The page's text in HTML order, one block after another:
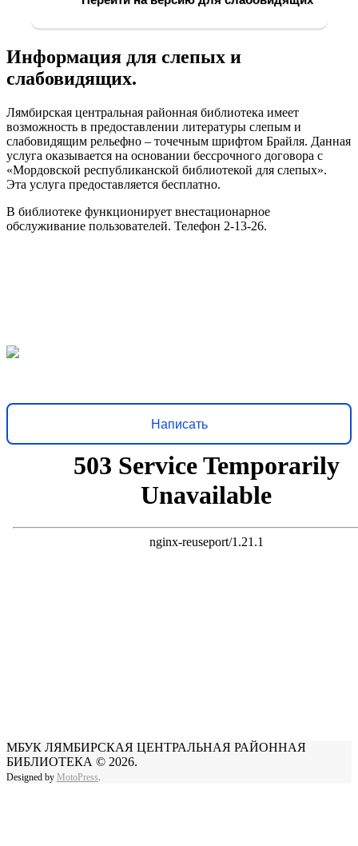
Информация для слепых и
слабовидящих.
Лямбирская центральная районная библиотека имеет
возможность в предоставлении литературы слепым и
слабовидящим рельефно – точечным шрифтом Брайля. Данная
услуга оказывается на основании бессрочного договора с
«Мордовской республиканской библиотекой для слепых».
Эта услуга предоставляется бесплатно.
В библиотеке функционирует внестационарное
обслуживание пользователей. Телефон 2-13-26.
Написать
МБУК ЛЯМБИРСКАЯ ЦЕНТРАЛЬНАЯ РАЙОННАЯ
БИБЛИОТЕКА © 2026.
Designed by MotoPress.